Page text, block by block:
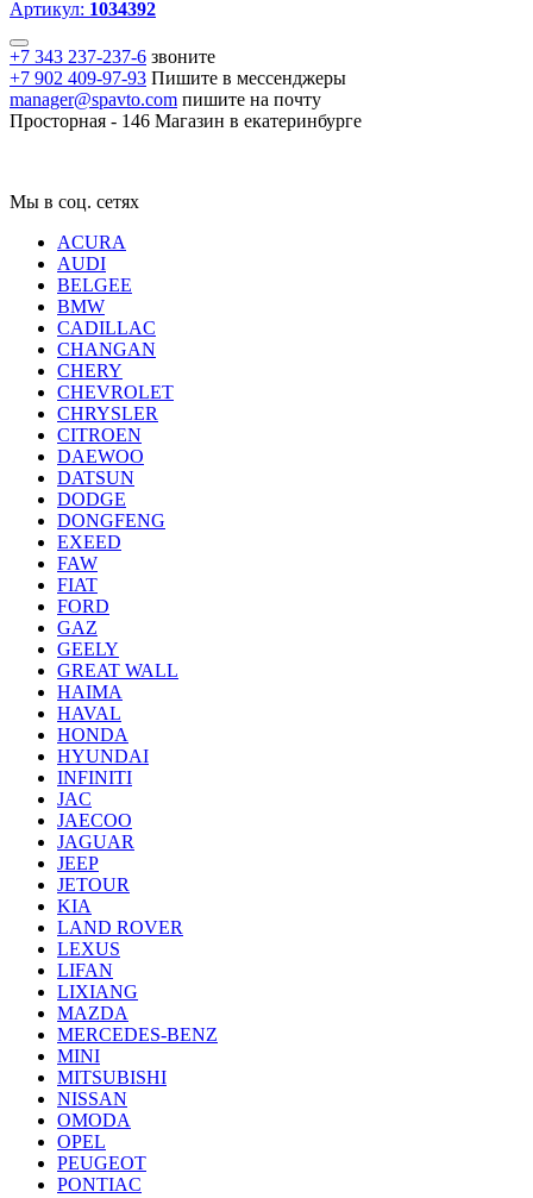
Артикул: 1034392
+7 343 237-237-6 звоните
+7 902 409-97-93 Пишите в мессенджеры
manager@spavto.com пишите на почту
Просторная - 146 Магазин в екатеринбурге
Мы в соц. сетях
ACURA
AUDI
BELGEE
BMW
CADILLAC
CHANGAN
CHERY
CHEVROLET
CHRYSLER
CITROEN
DAEWOO
DATSUN
DODGE
DONGFENG
EXEED
FAW
FIAT
FORD
GAZ
GEELY
GREAT WALL
HAIMA
HAVAL
HONDA
HYUNDAI
INFINITI
JAC
JAECOO
JAGUAR
JEEP
JETOUR
KIA
LAND ROVER
LEXUS
LIFAN
LIXIANG
MAZDA
MERCEDES-BENZ
MINI
MITSUBISHI
NISSAN
OMODA
OPEL
PEUGEOT
PONTIAC